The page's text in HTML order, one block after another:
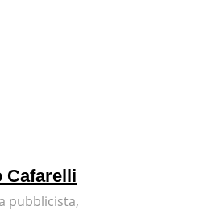
Cafarelli
pubblicista,